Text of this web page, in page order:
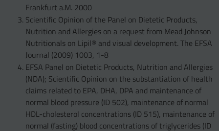
Frankfurt a.M. 2000
Scientific Opinion of the Panel on Dietetic Products,
Nutrition and Allergies on a request from Mead Johnson
Nutritionals on Lipil® and visual development. The EFSA
Journal (2009) 1003, 1-8
EFSA Panel on Dietetic Products, Nutrition and Allergies
(NDA); Scientific Opinion on the substantiation of health
claims related to EPA, DHA, DPA and maintenance of
normal blood pressure (ID 502), maintenance of normal
HDL-cholesterol concentrations (ID 515), maintenance of
normal (fasting) blood concentrations of triglycerides (ID